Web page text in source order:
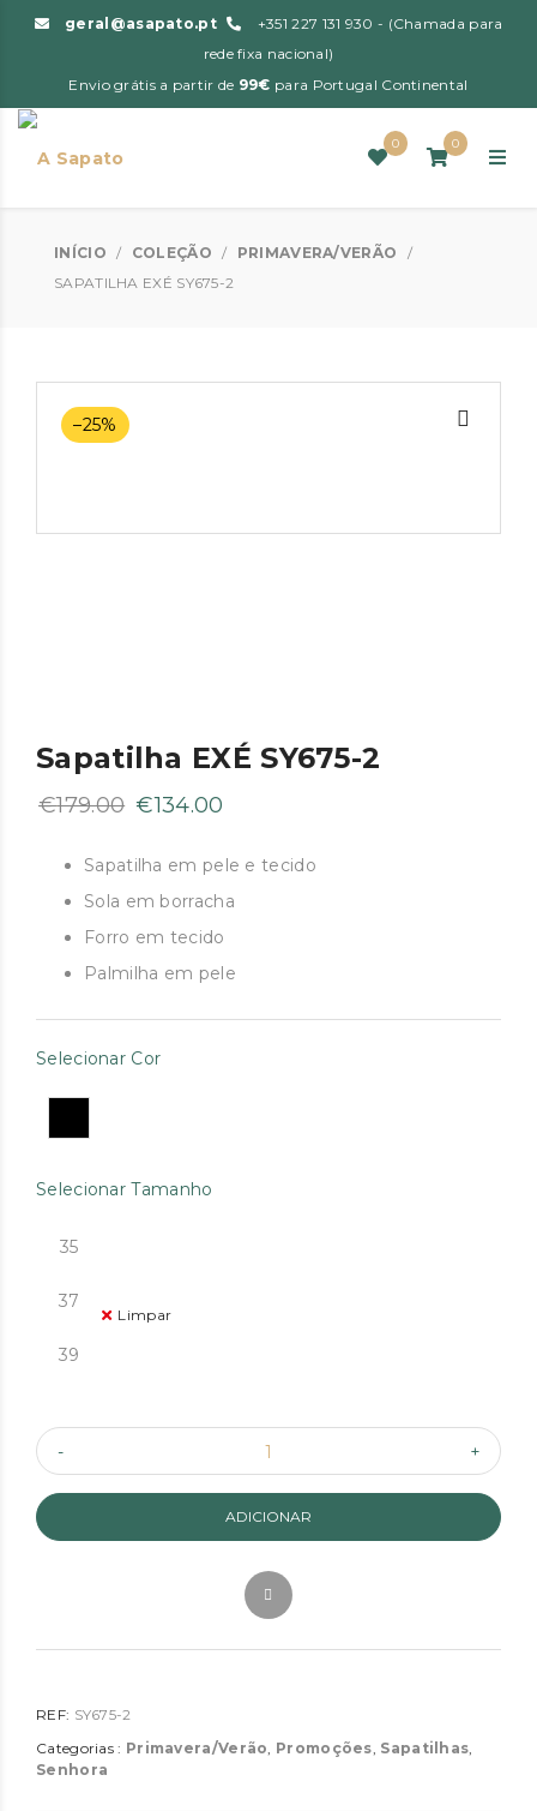
geral@asapato.pt
+351 227 131 930 - (Chamada para
rede fixa nacional)
Envio grátis a partir de 99€ para Portugal Continental
0 0
INÍCIO / COLEÇÃO / PRIMAVERA/VERÃO
/
SAPATILHA EXÉ SY675-2
–25%
Sapatilha EXÉ SY675-2
€179.00 O
original
era:
€179.00.
€134.00
atual
é:
Sapatilha em pele e tecido
Sola em borracha
Forro em tecido
Palmilha em pele
Selecionar Cor
Selecionar Tamanho
35
37
39
Limpar
ADICIONAR
REF: SY675-2
Categorias : Primavera/Verão, Promoções, Sapatilhas,
Senhora